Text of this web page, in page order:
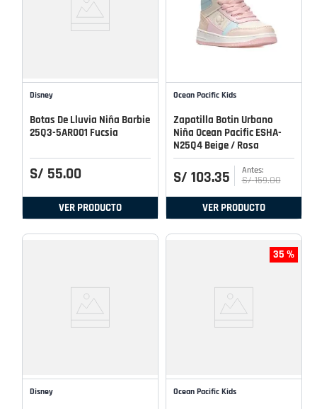
Disney
Botas De Lluvia Niña Barbie
25Q3-5AR001 Fucsia
S/ 55.00
VER PRODUCTO
Ocean Pacific Kids
Zapatilla Botin Urbano
Niña Ocean Pacific ESHA-
N25Q4 Beige / Rosa
S/ 103.35 S/ 159.00
VER PRODUCTO
Disney
35 %
Ocean Pacific Kids